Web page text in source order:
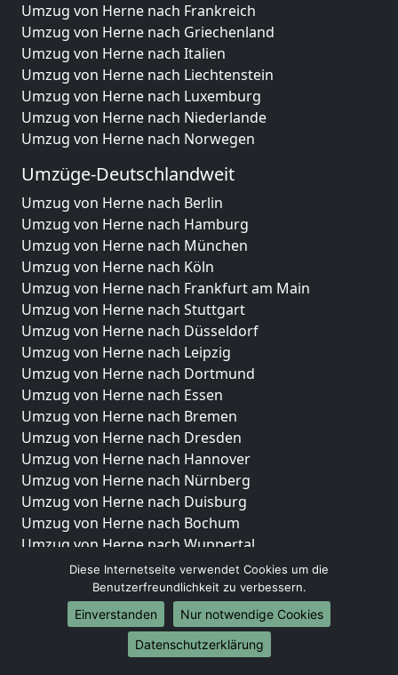
Umzug von Herne nach Frankreich
Umzug von Herne nach Griechenland
Umzug von Herne nach Italien
Umzug von Herne nach Liechtenstein
Umzug von Herne nach Luxemburg
Umzug von Herne nach Niederlande
Umzug von Herne nach Norwegen
Umzüge-Deutschlandweit
Umzug von Herne nach Berlin
Umzug von Herne nach Hamburg
Umzug von Herne nach München
Umzug von Herne nach Köln
Umzug von Herne nach Frankfurt am Main
Umzug von Herne nach Stuttgart
Umzug von Herne nach Düsseldorf
Umzug von Herne nach Leipzig
Umzug von Herne nach Dortmund
Umzug von Herne nach Essen
Umzug von Herne nach Bremen
Umzug von Herne nach Dresden
Umzug von Herne nach Hannover
Umzug von Herne nach Nürnberg
Umzug von Herne nach Duisburg
Umzug von Herne nach Bochum
Umzug von Herne nach Wuppertal
Umzug von Herne nach Bielefeld
Umzug von Herne nach Bonn
Umzug von Herne nach Münster
Internationale-Umzüge
Diese Internetseite verwendet Cookies um die
Benutzerfreundlichkeit zu verbessern.
Einverstanden
Nur notwendige Cookies
Datenschutzerklärung